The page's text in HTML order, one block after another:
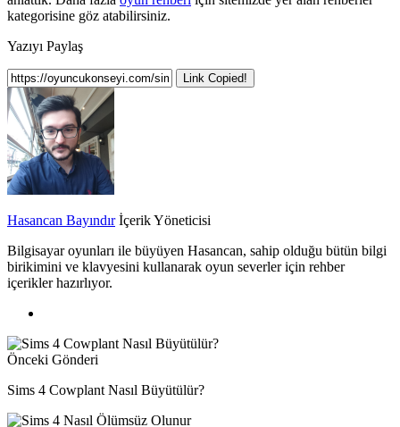
kategorisine göz atabilirsiniz.
Yazıyı Paylaş
Link Copied!
Hasancan Bayındır İçerik Yöneticisi
Bilgisayar oyunları ile büyüyen Hasancan, sahip olduğu bütün bilgi
birikimini ve klavyesini kullanarak oyun severler için rehber
içerikler hazırlıyor.
Önceki Gönderi
Sims 4 Cowplant Nasıl Büyütülür?